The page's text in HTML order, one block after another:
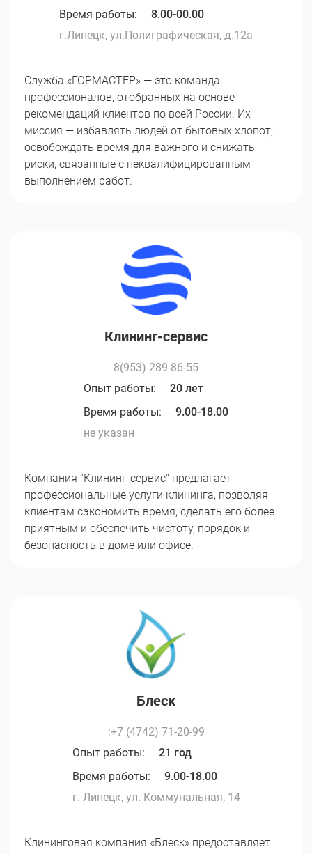
Время работы:
8.00-00.00
г.Липецк, ул.Полиграфическая, д.12а
Служба «ГОРМАСТЕР» — это команда
профессионалов, отобранных на основе
рекомендаций клиентов по всей России. Их
миссия — избавлять людей от бытовых хлопот,
освобождать время для важного и снижать
риски, связанные с неквалифицированным
выполнением работ.
Клининг-сервис
8(953) 289-86-55
Опыт работы:
20 лет
Время работы:
9.00-18.00
не указан
Компания "Клининг-сервис" предлагает
профессиональные услуги клининга, позволяя
клиентам сэкономить время, сделать его более
приятным и обеспечить чистоту, порядок и
безопасность в доме или офисе.
Блеск
:+7 (4742) 71-20-99
Опыт работы:
21 год
Время работы:
9.00-18.00
г. Липецк, ул. Коммунальная, 14
Клининговая компания «Блеск» предоставляет